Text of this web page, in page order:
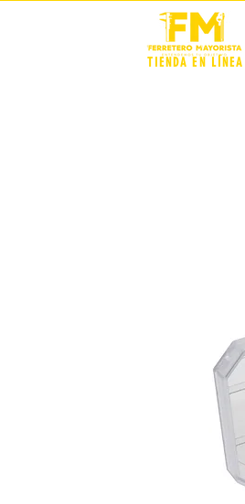
TIENDA EN LÍNEA